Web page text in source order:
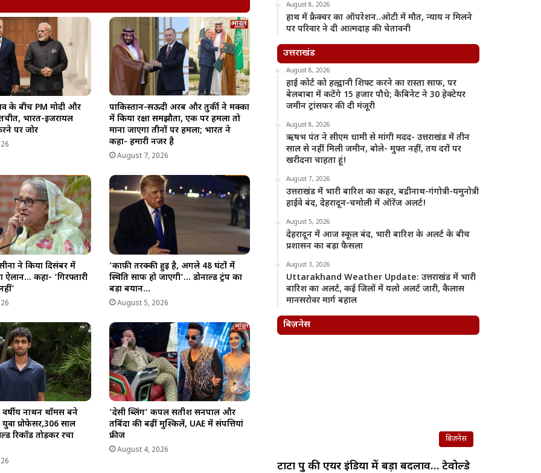
के बीच PM मोदी और
भारत-इजरायल
पर जोर
पाकिस्तान-सऊदी अरब और तुर्की ने मक्का
में किया रक्षा समझौता, एक पर हमला तो
माना जाएगा तीनों पर हमला; भारत ने
कहा- हमारी नजर है
August 7, 2026
ने किया दिसंबर में
कहा- ‘गिरफ्तारी
‘काफ़ी तरक्की हुई है, अगले 48 घंटों में
स्थिति साफ हो जाएगी’… डोनाल्ड ट्रंप का
बड़ा बयान…
August 5, 2026
नाथन थॉमस बने
प्रोफेसर,306 साल
रिकॉर्ड तोड़कर रचा
‘देसी ब्लिंग’ कपल सतीश सनपाल और
तबिंदा की बढ़ीं मुश्किलें, UAE में संपत्तियां
फ्रीज
August 4, 2026
August 8, 2026
हाथ में फ्रैक्चर का ऑपरेशन..ओटी में मौत, न्याय न मिलने
पर परिवार ने दी आत्मदाह की चेतावनी
उत्तराखंड
August 8, 2026
हाई कोर्ट को हल्द्वानी शिफ्ट करने का रास्ता साफ, पर
बेलबाबा में कटेंगे 15 हजार पौधे; कैबिनेट ने 30 हेक्टेयर
जमीन ट्रांसफर की दी मंजूरी
August 8, 2026
ऋषभ पंत ने सीएम धामी से मांगी मदद- उत्तराखंड में तीन
साल से नहीं मिली जमीन, बोले- मुफ्त नहीं, तय दरों पर
खरीदना चाहता हूं!
August 7, 2026
उत्तराखंड में भारी बारिश का कहर, बद्रीनाथ-गंगोत्री-यमुनोत्री
हाईवे बंद, देहरादून-चमोली में ऑरेंज अलर्ट!
August 5, 2026
देहरादून में आज स्कूल बंद, भारी बारिश के अलर्ट के बीच
प्रशासन का बड़ा फैसला
August 3, 2026
Uttarakhand Weather Update: उत्तराखंड में भारी
बारिश का अलर्ट, कई जिलों में यलो अलर्ट जारी, कैलास
मानसरोवर मार्ग बहाल
बिज़नेस
बिज़नेस
टाटा ग्रुप की एयर इंडिया में बड़ा बदलाव… टेवोल्डे